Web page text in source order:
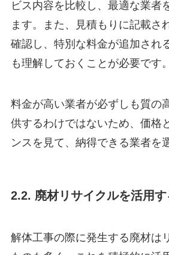
ビス内容を比較し、最適な業者
ます。また、見積もりに記載さ
確認し、特別な料金が追加され
も理解しておくことが必要です。
料金が高い業者が必ずしも質の
供するわけではないため、価格
ンスを見て、納得できる業者を
2.2. 廃材リサイクルを活用す
解体工事の際に発生する廃材は